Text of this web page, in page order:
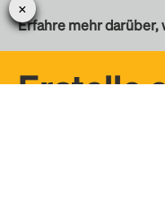
Erfahre mehr
Erstelle